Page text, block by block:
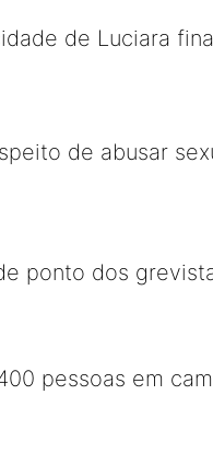
de Luciara
de abusar
ponto dos
pessoas em